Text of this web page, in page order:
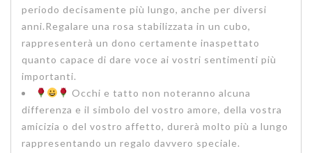
periodo decisamente più lungo, anche per diversi
anni.Regalare una rosa stabilizzata in un cubo,
rappresenterà un dono certamente inaspettato
quanto capace di dare voce ai vostri sentimenti più
importanti.
Occhi e tatto non noteranno alcuna
differenza e il simbolo del vostro amore, della vostra
amicizia o del vostro affetto, durerà molto più a lungo
rappresentando un regalo davvero speciale.